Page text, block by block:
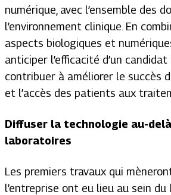
numérique, avec l’ensemble des
l’environnement clinique. En
aspects biologiques et
anticiper l’efficacité d’un
contribuer à améliorer le succès
et l’accès des patients aux
Diffuser la technologie au-
laboratoires
Les premiers travaux qui
l’entreprise ont eu lieu au sein du